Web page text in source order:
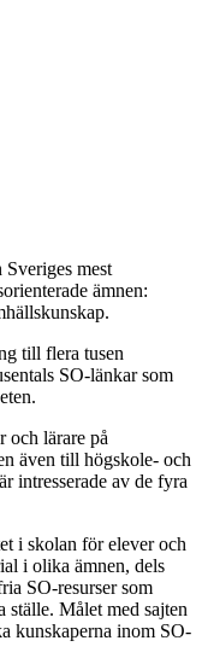
mest
ämnen:
till flera tusen
SO-länkar som
och lärare på
även till högskole- och
intresserade av de fyra
i skolan för elever och
i olika ämnen, dels
SO-resurser som
ställe. Målet med sajten
kunskaperna inom SO-